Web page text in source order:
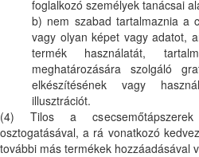
foglalkozó személyek tanácsai
b) nem szabad tartalmaznia a
vagy olyan képet vagy adatot,
termék használatát,
meghatározására szolgáló
elkészítésének vagy
illusztrációt.
(4) Tilos a
osztogatásával, a rá vonatkozó
további más termékek hozzáadásával